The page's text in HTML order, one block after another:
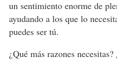
un sentimiento enorme de
ayudando a los que lo
puedes ser tú.
¿Qué más razones necesitas?